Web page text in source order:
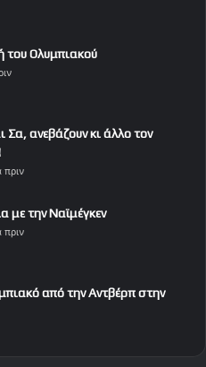
του Ολυμπιακού
Σα, ανεβάζουν κι άλλο τον
πριν
με την Ναϊμέγκεν
πριν
από την Αντβέρπ στην